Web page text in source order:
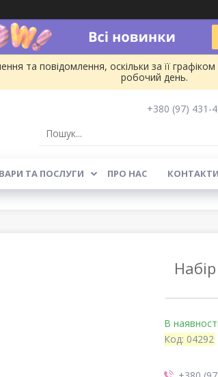
та повідомлення, оскільки за її
робочий день.
+380 (97) 431-
ТА ПОСЛУГИ ПРО НАС КОНТАКТИ
В наявності
Код: 04292